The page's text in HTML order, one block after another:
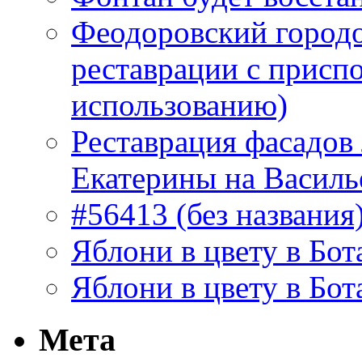
Феодоровский
реставрации с
использованию)
Реставрация
Екатерины на
#56413 (без
Яблони в цвету в
Яблони в цвету в
Мета